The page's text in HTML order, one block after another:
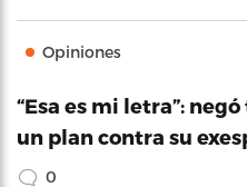
Opiniones
“Esa es mi letra”:
un plan contra su
0